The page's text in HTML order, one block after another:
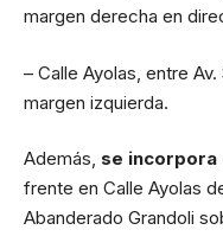
margen derecha en
– Calle Ayolas, entre
margen izquierda.
Además, se incorpora
frente en Calle Ayolas
Abanderado Grandoli